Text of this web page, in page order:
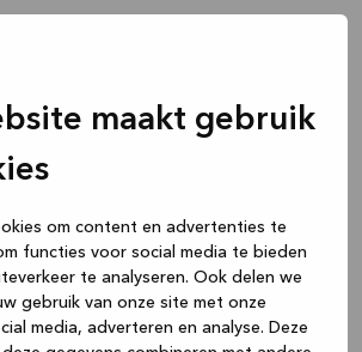
maakt gebruik
om content en advertenties te
functies voor social media te bieden
te analyseren. Ook delen we
gebruik van onze site met onze
media, adverteren en analyse. Deze